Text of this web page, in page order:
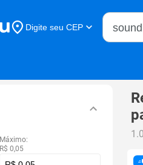
Digite seu CEP
Buscar
Máximo:
R$ 0,05